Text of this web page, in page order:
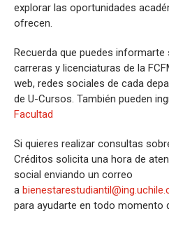
explorar las oportunidades
ofrecen.
Recuerda que puedes
carreras y licenciaturas de la
web, redes sociales de cada
de U-Cursos. También pueden
Facultad
Si quieres realizar consultas
Créditos solicita una hora de
social enviando un correo
a
para ayudarte en todo momento